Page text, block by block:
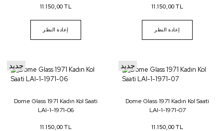
11.150,00 TL
إعادة النظر
11.150,00 TL
إعادة النظر
جديد
Dome Glass 1971 Kadın Kol Saati
LAI-1-1971-06
11.150,00 TL
جديد
Dome Glass 1971 Kadın Kol Saati
LAI-1-1971-07
11.150,00 TL